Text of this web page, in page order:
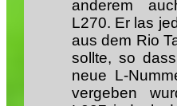
anderem
L270. Er las
aus dem Rio
sollte, so
neue L-
vergeben